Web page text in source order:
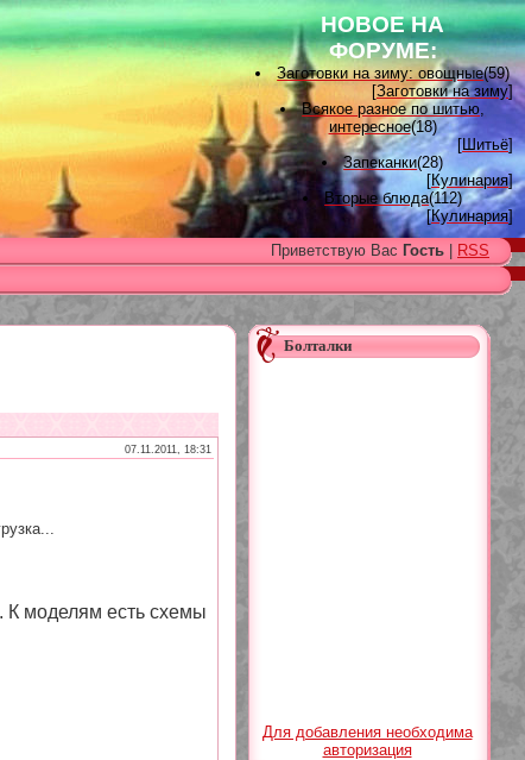
НОВОЕ НА
ФОРУМЕ:
Заготовки на зиму: овощные(59)
[Заготовки на зиму]
Всякое разное по шитью,
интересное(18)
[Шитьё]
Запеканки(28)
[Кулинария]
Вторые блюда(112)
[Кулинария]
Вышивка лентами(15)
[Вышивка лентами ]
Наградные розетки для
домашних питомцев, МК и
[Наградные розетки из атласной
ленты
Вяжем для детей(96)
Приветствую Вас Гость
RSS
07.11.2011, 18:31
К моделям есть схемы
Болталки
Для добавления необходима
авторизация